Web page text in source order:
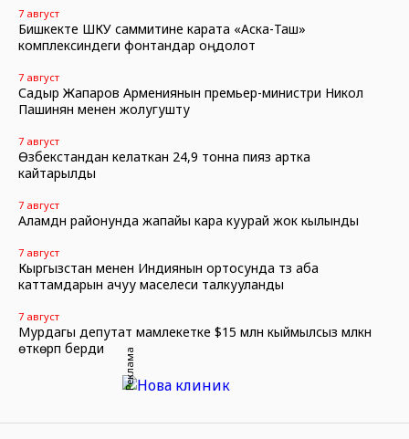
7 август
Бишкекте ШКУ саммитине карата «Аска-Таш»
комплексиндеги фонтандар оңдолот
7 август
Садыр Жапаров Армениянын премьер-министри Никол
Пашинян менен жолугушту
7 август
Өзбекстандан келаткан 24,9 тонна пияз артка
кайтарылды
7 август
Аламүдүн районунда жапайы кара куурай жок кылынды
7 август
Кыргызстан менен Индиянын ортосунда түз аба
каттамдарын ачуу маселеси талкууланды
7 август
Мурдагы депутат мамлекетке $15 млн кыймылсыз мүлкүн
өткөрүп берди
Реклама